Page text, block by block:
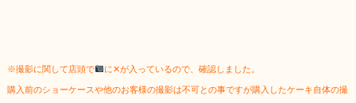
※撮影に関して店頭で
に✕が入っているので、確認しました。
購入前のショーケースや他のお客様の撮影は不可との事ですが購入したケーキ自体の撮